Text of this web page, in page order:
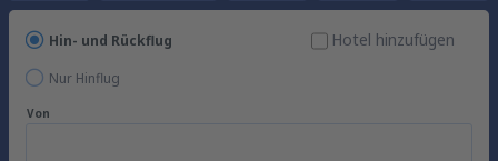
Hin- und Rückflug
Nur Hinflug
Hotel hinzufügen
Von